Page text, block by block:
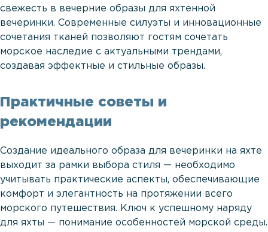
свежесть в вечерние образы для яхтенной
вечеринки. Современные силуэты и инновационные
сочетания тканей позволяют гостям сочетать
морское наследие с актуальными трендами,
создавая эффектные и стильные образы.
Практичные советы и
рекомендации
Создание идеального образа для вечеринки на яхте
выходит за рамки выбора стиля — необходимо
учитывать практические аспекты, обеспечивающие
комфорт и элегантность на протяжении всего
морского путешествия. Ключ к успешному наряду
для яхты — понимание особенностей морской среды.